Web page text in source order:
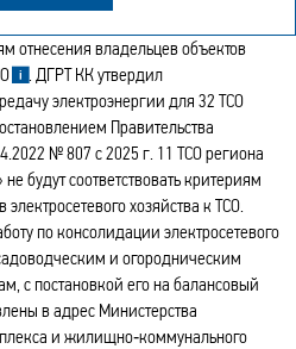
отнесения владельцев объектов
. ДГРТ КК утвердил
электроэнергии для 32 ТСО
Правительства
№ 807 с 2025 г. 11 ТСО региона
будут соответствовать критериям
хозяйства к ТСО.
по консолидации электросетевого
и огородническим
с постановкой его на балансовый
в адрес Министерства
и жилищно‑коммунального